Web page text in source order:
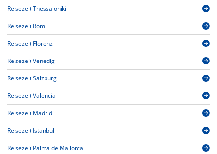
Reisezeit Thessaloniki
Reisezeit Rom
Reisezeit Florenz
Reisezeit Venedig
Reisezeit Salzburg
Reisezeit Valencia
Reisezeit Madrid
Reisezeit Istanbul
Reisezeit Palma de Mallorca